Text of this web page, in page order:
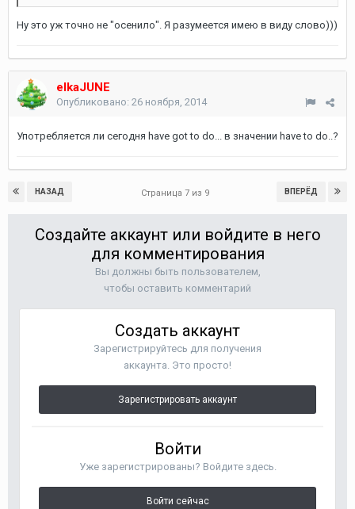
Ну это уж точно не "осенило". Я разумеется имею в виду слово)))
elkaJUNE
Опубликовано: 26 ноября, 2014
Употребляется ли сегодня have got to do... в значении have to do..?
НАЗАД ВПЕРЁД
Страница 7 из 9
Создайте аккаунт или войдите в него
для комментирования
Вы должны быть пользователем,
чтобы оставить комментарий
Создать аккаунт
Зарегистрируйтесь для получения
аккаунта. Это просто!
Зарегистрировать аккаунт
Войти
Уже зарегистрированы? Войдите здесь.
Войти сейчас